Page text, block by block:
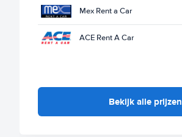
Mex Rent a Car
ACE Rent A Car
Bekijk alle prijzen